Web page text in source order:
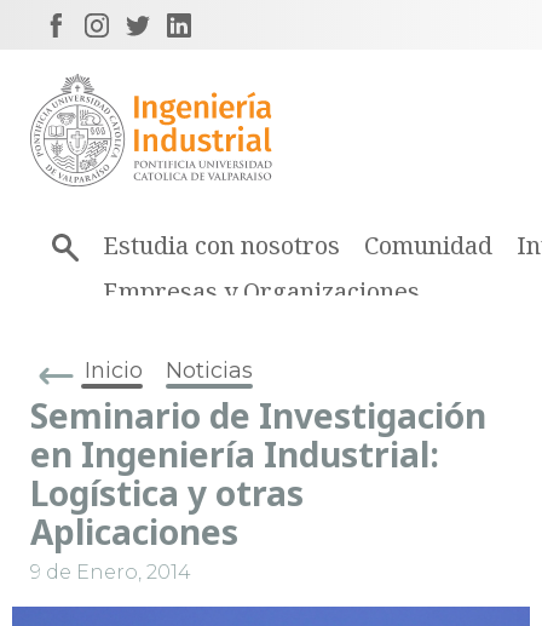
Estudia con nosotros Comunidad
Empresas y Organizaciones
Inicio Noticias
Seminario de Investigación
en Ingeniería Industrial:
Logística y otras
Aplicaciones
9 de Enero, 2014